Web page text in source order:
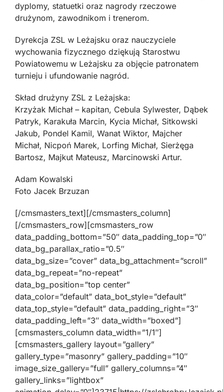
dyplomy, statuetki oraz nagrody rzeczowe
drużynom, zawodnikom i trenerom.
Dyrekcja ZSL w Leżajsku oraz nauczyciele
wychowania fizycznego dziękują Starostwu
Powiatowemu w Leżajsku za objęcie patronatem
turnieju i ufundowanie nagród.
Skład drużyny ZSL z Leżajska:
Krzyżak Michał – kapitan, Cebula Sylwester, Dąbek
Patryk, Karakuła Marcin, Kycia Michał, Sitkowski
Jakub, Pondel Kamil, Wanat Wiktor, Majcher
Michał, Nicpoń Marek, Lorfing Michał, Sierżęga
Bartosz, Majkut Mateusz, Marcinowski Artur.
Adam Kowalski
Foto Jacek Brzuzan
[/cmsmasters_text][/cmsmasters_column]
[/cmsmasters_row][cmsmasters_row
data_padding_bottom=”50″ data_padding_top=”0″
data_bg_parallax_ratio=”0.5″
data_bg_size=”cover” data_bg_attachment=”scroll”
data_bg_repeat=”no-repeat”
data_bg_position=”top center”
data_color=”default” data_bot_style=”default”
data_top_style=”default” data_padding_right=”3″
data_padding_left=”3″ data_width=”boxed”]
[cmsmasters_column data_width=”1/1″]
[cmsmasters_gallery layout=”gallery”
gallery_type=”masonry” gallery_padding=”10″
image_size_gallery=”full” gallery_columns=”4″
gallery_links=”lightbox”